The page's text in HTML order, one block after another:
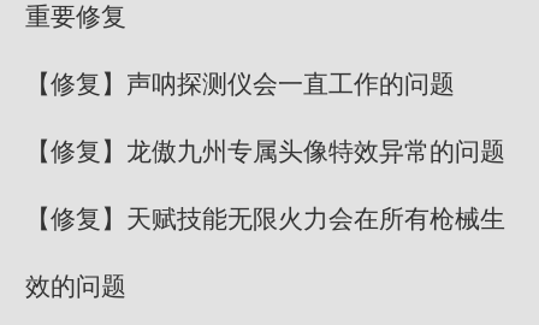
重要修复
【修复】声呐探测仪会一直工作的问题
【修复】龙傲九州专属头像特效异常的问题
【修复】天赋技能无限火力会在所有枪械生
效的问题